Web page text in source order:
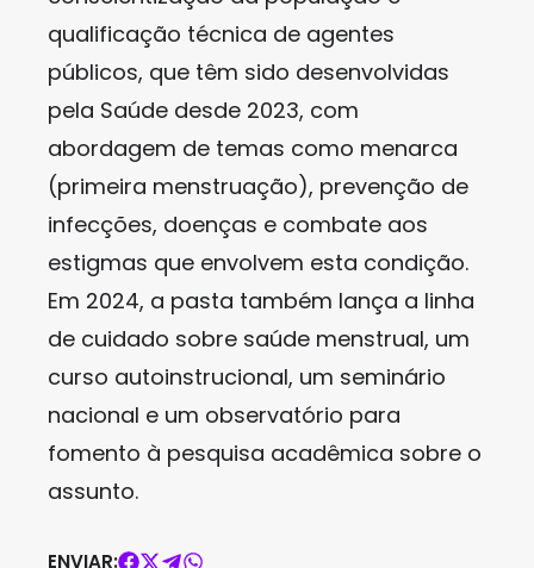
qualificação técnica de agentes
públicos, que têm sido desenvolvidas
pela Saúde desde 2023, com
abordagem de temas como menarca
(primeira menstruação), prevenção de
infecções, doenças e combate aos
estigmas que envolvem esta condição.
Em 2024, a pasta também lança a linha
de cuidado sobre saúde menstrual, um
curso autoinstrucional, um seminário
nacional e um observatório para
fomento à pesquisa acadêmica sobre o
assunto.
ENVIAR: